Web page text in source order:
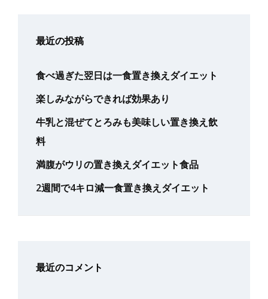
最近の投稿
食べ過ぎた翌日は一食置き換えダイエット
楽しみながらできれば効果あり
牛乳と混ぜてとろみも美味しい置き換え飲
料
満腹がウリの置き換えダイエット食品
2週間で4キロ減一食置き換えダイエット
最近のコメント